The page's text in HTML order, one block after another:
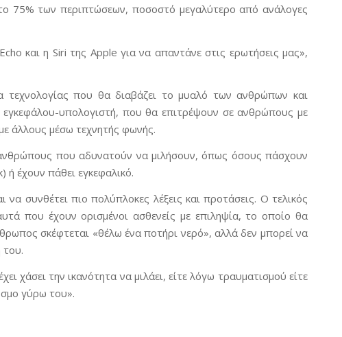
75% των περιπτώσεων, ποσοστό μεγαλύτερο από ανάλογες
και η Siri της Apple για να απαντάνε στις ερωτήσεις μας»,
τεχνολογίας που θα διαβάζει το μυαλό των ανθρώπων και
υπολογιστή, που θα επιτρέψουν σε ανθρώπους με
άλλους μέσω τεχνητής φωνής.
που αδυνατούν να μιλήσουν, όπως όσους πάσχουν
έχουν πάθει εγκεφαλικό.
συνθέτει πιο πολύπλοκες λέξεις και προτάσεις. Ο τελικός
που έχουν ορισμένοι ασθενείς με επιληψία, το οποίο θα
σκέφτεται «θέλω ένα ποτήρι νερό», αλλά δεν μπορεί να
του.
χάσει την ικανότητα να μιλάει, είτε λόγω τραυματισμού είτε
γύρω του».